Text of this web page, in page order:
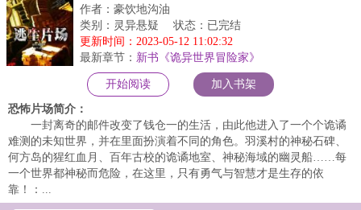
作者：豪饮地沟油
类别：灵异悬疑
状态：已完结
更新时间：2023-05-12 11:02:32
最新章节： 新书《诡异世界冒险家》
开始阅读 加入书架
恐怖片场简介：
一封离奇的邮件改变了钱仓一的生活，由此他进入了一个个诡谲
难测的未知世界，并在里面扮演着不同的角色。羽溪村的神秘石碑、
何方岛的猩红血月、百年古校的诡谲地室、神秘海域的幽灵船……每
一个世界都神秘而危险，在这里，只有勇气与智慧才是生存的依
靠！：...